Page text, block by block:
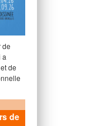
de
a
de
de